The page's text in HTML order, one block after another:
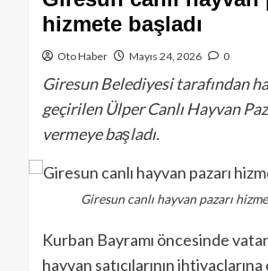
hizmete başladı
Oto Haber Mayıs 24, 2026 0
Giresun Belediyesi tarafından
geçirilen Ülper Canlı Hayvan
vermeye başladı.
Giresun canlı hayvan pazarı
Kurban Bayramı öncesinde
hayvan satıcılarının